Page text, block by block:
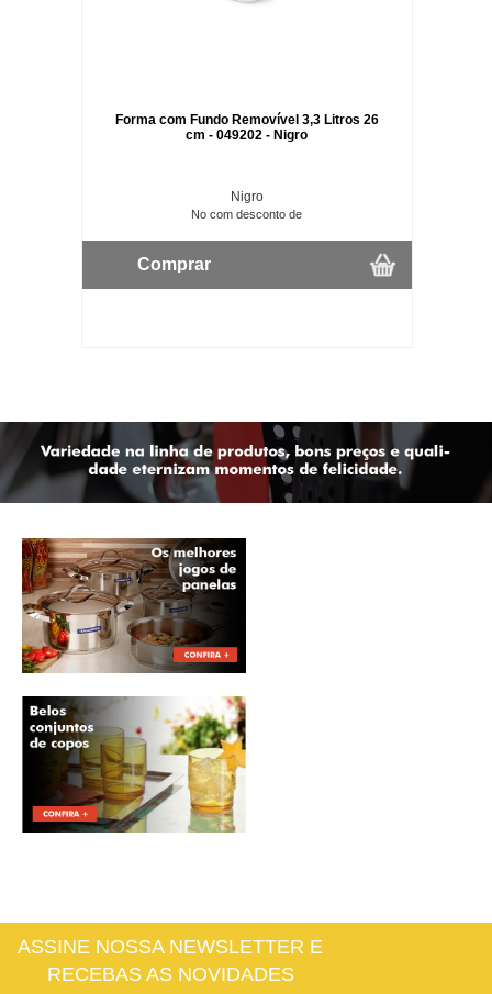
Forma com Fundo Removível 3,3 Litros 26
cm - 049202 - Nigro
Nigro
No com desconto de
Comprar
ASSINE NOSSA NEWSLETTER E
RECEBAS AS NOVIDADES